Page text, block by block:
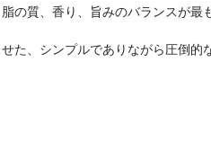
の質、香り、旨みのバランスが最
た、シンプルでありながら圧倒的